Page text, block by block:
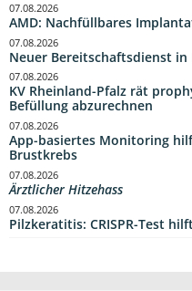
AMD: Nachfüllbares
07.08.2026
Neuer Bereitschaftsdienst
07.08.2026
KV Rheinland-Pfalz rät
Befüllung abzurechnen
07.08.2026
App-basiertes Monitoring
Brustkrebs
07.08.2026
Ärztlicher Hitzehass
07.08.2026
Pilzkeratitis: CRISPR-Test
07.08.2026